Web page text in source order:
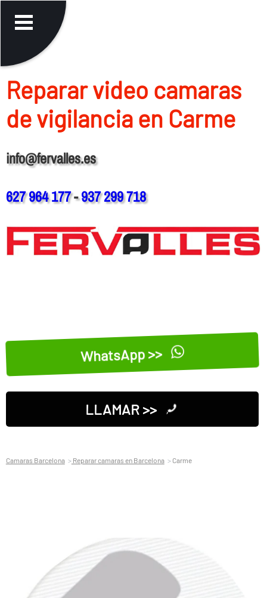
Reparar video camaras
de vigilancia en Carme
info@fervalles.es
627 964 177-937 299 718
WhatsApp >>
LLAMAR >>
Camaras Barcelona Reparar camaras en Barcelona Carme